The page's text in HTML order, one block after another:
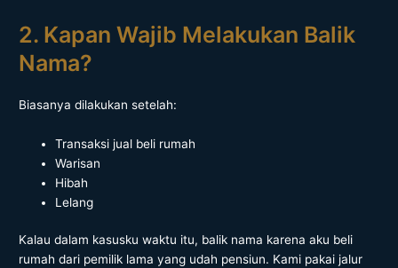
2. Kapan Wajib Melakukan Balik
Nama?
Biasanya dilakukan setelah:
Transaksi jual beli rumah
Warisan
Hibah
Lelang
Kalau dalam kasusku waktu itu, balik nama karena aku beli
rumah dari pemilik lama yang udah pensiun. Kami pakai jalur